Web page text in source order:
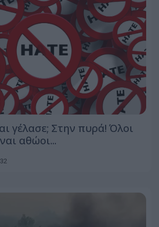
γέλασε; Στην πυρά! Όλοι
αθώοι...